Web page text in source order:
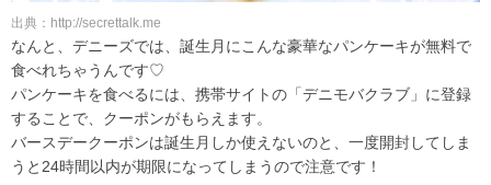
出典：http://secrettalk.me
なんと、デニーズでは、誕生月にこんな豪華なパンケーキが無料で
食べれちゃうんです♡
パンケーキを食べるには、携帯サイトの「デニモバクラブ」に登録
することで、クーポンがもらえます。
バースデークーポンは誕生月しか使えないのと、一度開封してしま
うと24時間以内が期限になってしまうので注意です！